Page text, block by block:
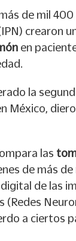
de mil
crearon
en
la
México,
las
de más
de las
a ciertos